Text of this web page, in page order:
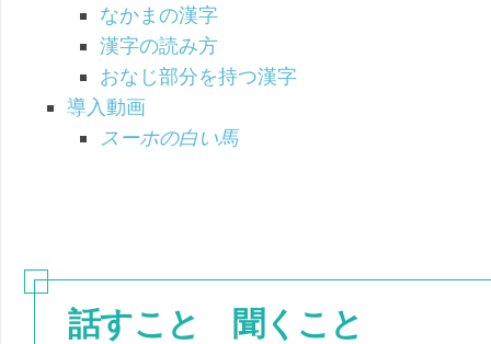
なかまの漢字
漢字の読み方
おなじ部分を持つ漢字
導入動画
スーホの白い馬
話すこと 聞くこと